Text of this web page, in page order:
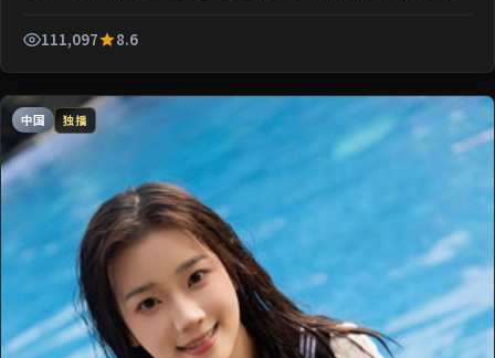
111,097
8.6
中国 独播